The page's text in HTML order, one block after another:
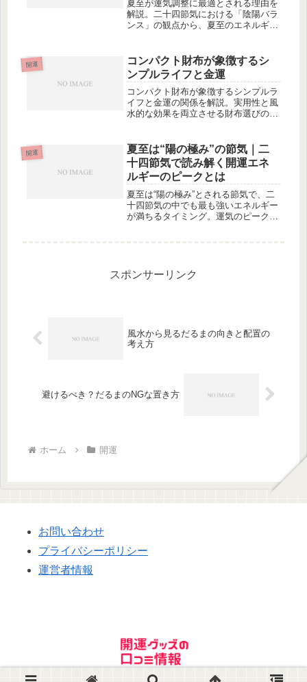
夏至が運気調整に最適とされる理由を
解説。二十四節気における「陰陽バラ
ンス」の観点から、夏至のエネルギー
開運
コンパクト財布が象徴するシ
ンプルライフと金運
コンパクト財布が象徴するシンプルラ
イフと金運の関係を解説。実用性と風
水的な効果を両立させる財布選びのポ
開運
夏至は“陽の極み”の節気｜二
十四節気で読み解く開運エネ
ルギーのピークとは
夏至は“陽の極み”とされる節気で、二
十四節気の中でも最も強いエネルギー
が満ちるタイミング。運気のピークと
スポンサーリンク
風水から見るだるまの向きと配置の
考え方
避けるべき？だるまのNGな置き方
ホーム 開運
お問い合わせ
プライバシーポリシー
運営者情報